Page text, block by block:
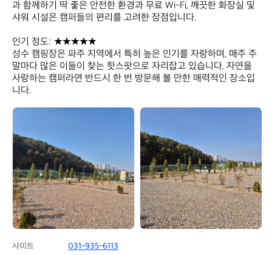
과 함께하기 딱 좋은 안전한 환경과 무료 Wi-Fi, 깨끗한 화장실 및
샤워 시설은 캠퍼들의 편리를 고려한 장점입니다.
인기 정도: ★★★★★
성수 캠핑장은 파주 지역에서 특히 높은 인기를 자랑하며, 매주 주
말마다 많은 이들이 찾는 핫스팟으로 자리잡고 있습니다. 자연을
사랑하는 캠퍼라면 반드시 한 번 방문해 볼 만한 매력적인 장소입
니다.
성
캠
핑
장
성
캠
핑
장
사이트
031-935-6113